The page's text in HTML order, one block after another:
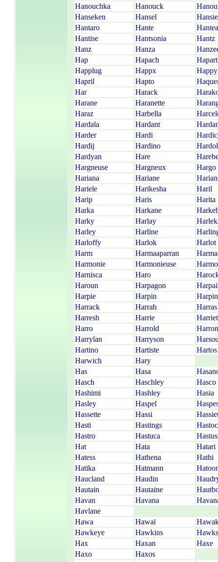
Hanouchka
Hanouck
Hanseken
Hansel
Hansie
Hantaro
Hante
Hantea
Hantise
Hantsonia
Hantz
Hanz
Hanza
Hap
Hapach
Hapart
Happlug
Happx
Happy
Hapril
Hapto
Har
Harack
Harane
Haranette
Haraz
Harbella
Hardala
Hardant
Harder
Hardi
Hardij
Hardino
Hardol
Hardyan
Hare
Hargneuse
Hargneux
Hargo
Hariana
Hariane
Hariele
Harikesha
Haril
Harip
Haris
Harita
Harka
Harkane
Harky
Harlay
Harley
Harline
Harloffy
Harlok
Harlot
Harm
Harmaaparran
Harmonie
Harmonieuse
Harnisca
Haro
Haroun
Harpagon
Harpie
Harpin
Harrack
Harrah
Harras
Harresh
Harrie
Harriet
Harro
Harrold
Harron
Harrylan
Harryson
Hartino
Hartiste
Hartos
Harwich
Hary
Has
Hasa
Hasch
Haschley
Hasco
Hashimi
Hashley
Hasia
Hasley
Haspel
Hassette
Hassi
Hasti
Hastings
Hastro
Hastuca
Hat
Hata
Hatari
Hatess
Hathena
Hathi
Hatika
Hatmann
Haucland
Haudin
Hautain
Hautaine
Havan
Havana
Havlane
Hawa
Hawaï
Hawkeye
Hawkins
Hawks
Hax
Haxan
Haxe
Haxo
Haxos